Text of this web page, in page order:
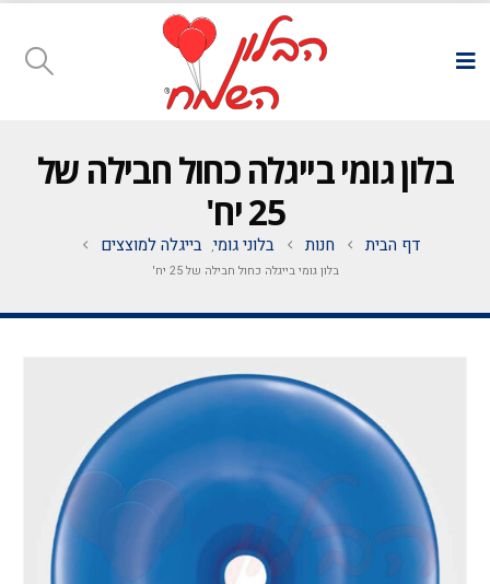
בלון גומי בייגלה כחול חבילה של
25 יח'
דף הבית חנות בלוני גומי, בייגלה למוצצים
בלון גומי בייגלה כחול חבילה של 25 יח'